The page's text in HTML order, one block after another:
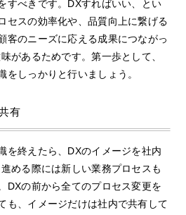
すべきです。DXすればいい、とい
セスの効率化や、品質向上に繋げる
客のニーズに応える成果につながっ
があるためです。第一歩として、
をしっかりと行いましょう。
有
を終えたら、DXのイメージを社内
める際には新しい業務プロセスも
DXの前から全てのプロセス変更を
も、イメージだけは社内で共有して